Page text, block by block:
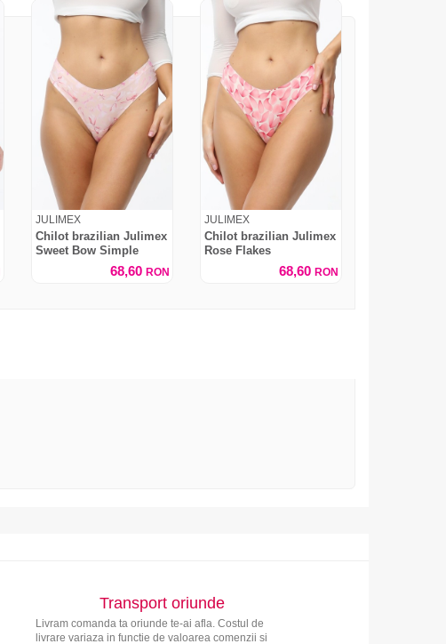
JULIMEX
Chilot brazilian Julimex
Sweet Bow Simple
68,60 RON
JULIMEX
Chilot brazilian Julimex
Rose Flakes
68,60 RON
Transport oriunde
Livram comanda ta oriunde te-ai afla. Costul de
livrare variaza in functie de valoarea comenzii si